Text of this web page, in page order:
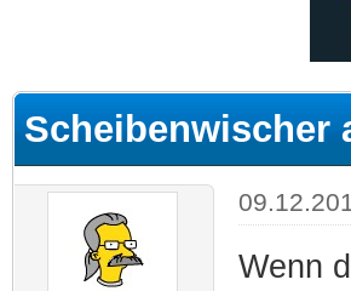
Scheibenwischer
Wenn